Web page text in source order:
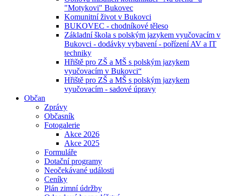
"Motykovi" Bukovec
Komunitní život v Bukovci
BUKOVEC - chodníkové těleso
Základní škola s polským jazykem vyučovacím v
Bukovci - dodávky vybavení - pořízení AV a IT
techniky
Hřiště pro ZŠ a MŠ s polským jazykem
vyučovacím v Bukovci“
Hřiště pro ZŠ a MŠ s polským jazykem
vyučovacím - sadové úpravy
Občan
Zprávy
Občasník
Fotogalerie
Akce 2026
Akce 2025
Formuláře
Dotační programy
Neočekávané události
Ceníky
Plán zimní údržby